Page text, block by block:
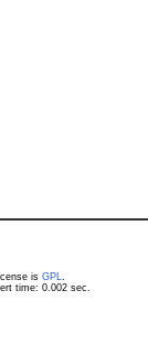
is GPL
time: 0.002 sec.